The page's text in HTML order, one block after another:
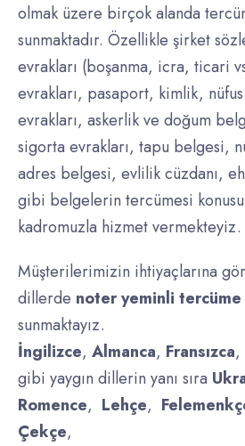
olmak üzere birçok alanda
sunmaktadır. Özellikle şirket
evrakları (boşanma, icra, ticari
evrakları, pasaport, kimlik,
evrakları, askerlik ve doğum
sigorta evrakları, tapu belgesi,
adres belgesi, evlilik cüzdanı,
gibi belgelerin tercümesi
kadromuzla hizmet vermekteyiz.
Müşterilerimizin ihtiyaçlarına
dillerde noter yeminli tercüme
sunmaktayız.
İngilizce, Almanca, Fransızca,
gibi yaygın dillerin yanı sıra
Romence, Lehçe,
Çekçe,